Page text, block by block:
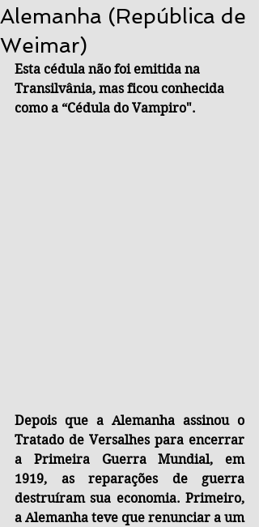
Alemanha (República de
Weimar)
Esta cédula não foi emitida na
Transilvânia, mas ficou conhecida
como a “Cédula do Vampiro".
Depois que a Alemanha assinou o
Tratado de Versalhes para encerrar
a Primeira Guerra Mundial, em
1919, as reparações de guerra
destruíram sua economia. Primeiro,
a Alemanha teve que renunciar a um